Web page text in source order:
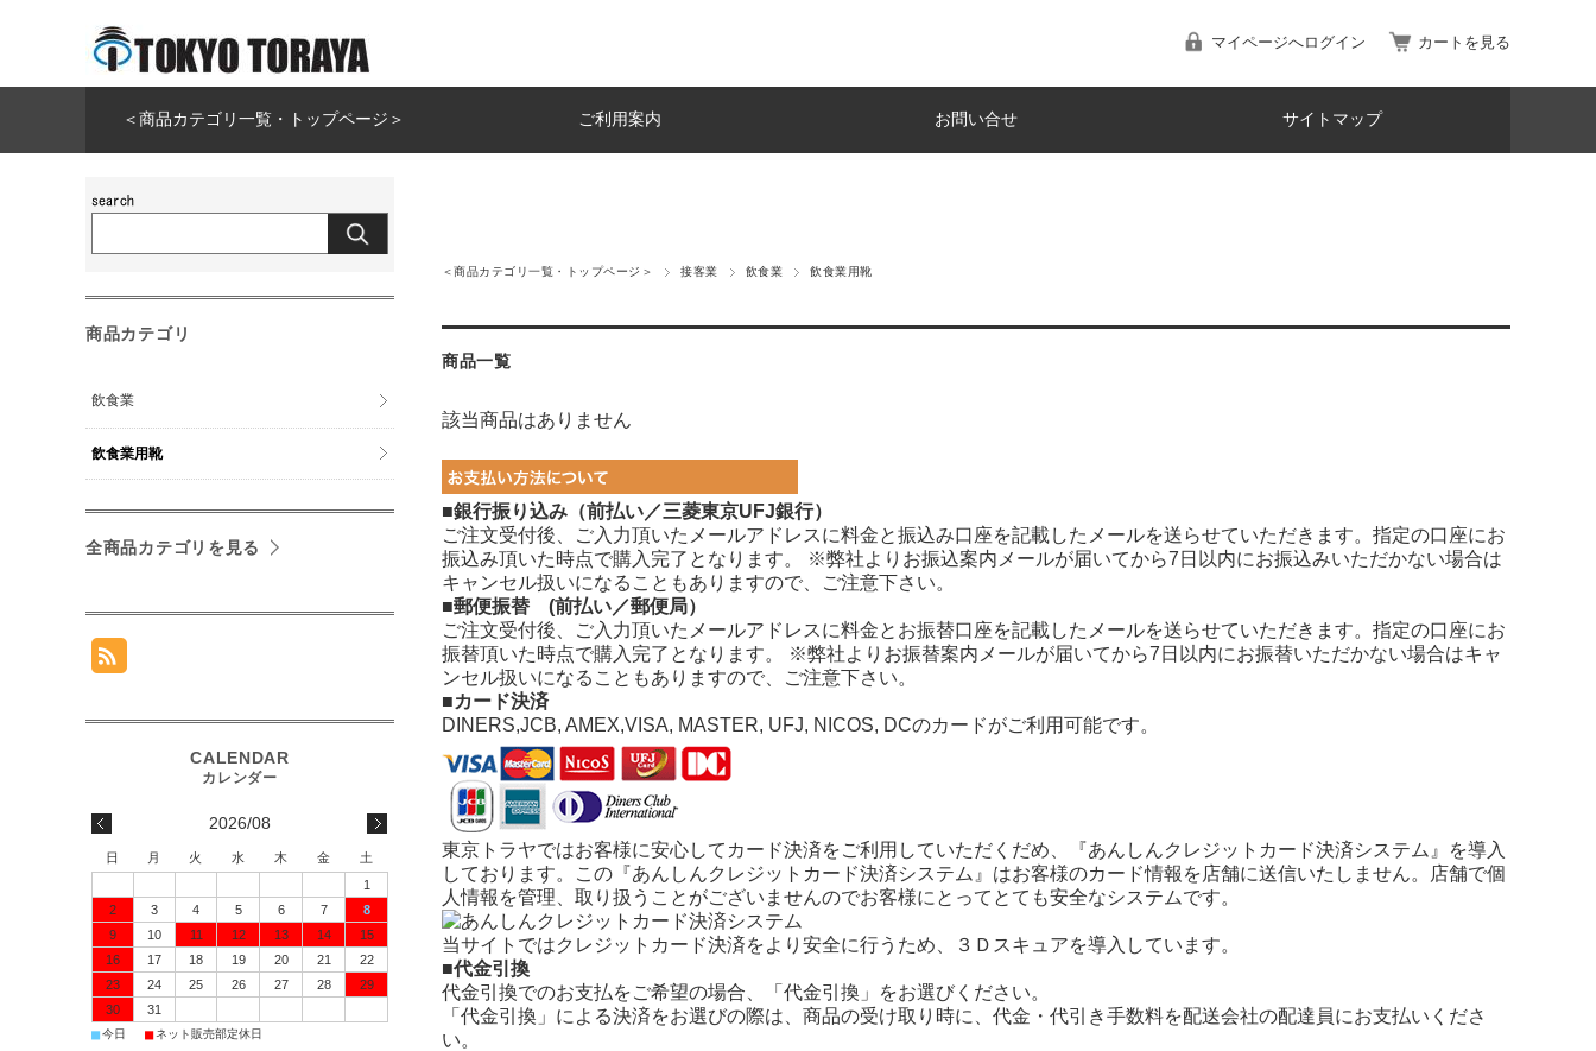
マイページへログイン カートを見る
＜商品カテゴリ一覧・トップページ＞ ご利用案内 お問い合せ サイトマップ
＜商品カテゴリ一覧・トップページ＞ 接客業 飲食業 飲食業用靴
商品一覧
該当商品はありません
■銀行振り込み（前払い／三菱東京UFJ銀行）
ご注文受付後、ご入力頂いたメールアドレスに料金と振込み口座を記載したメールを送らせていただきます。指定の口座にお
振込み頂いた時点で購入完了となります。
※弊社よりお振込案内メールが届いてから7日以内にお振込みいただかない場合は
キャンセル扱いになることもありますので、ご注意下さい。
■郵便振替 (前払い／郵便局）
ご注文受付後、ご入力頂いたメールアドレスに料金とお振替口座を記載したメールを送らせていただきます。指定の口座にお
振替頂いた時点で購入完了となります。 ※弊社よりお振替案内メールが届いてから7日以内にお振替いただかない場合はキャ
ンセル扱いになることもありますので、ご注意下さい。
■カード決済
DINERS,JCB, AMEX,VISA, MASTER, UFJ, NICOS, DCのカードがご利用可能です。
東京トラヤではお客様に安心してカード決済をご利用していただくだめ、『あんしんクレジットカード決済システム』を導入
しております。この『あんしんクレジットカード決済システム』はお客様のカード情報を店舗に送信いたしません。店舗で個
人情報を管理、取り扱うことがございませんのでお客様にとってとても安全なシステムです。
当サイトではクレジットカード決済をより安全に行うため、３Ｄスキュアを導入しています。
■代金引換
代金引換でのお支払をご希望の場合、「代金引換」をお選びください。
「代金引換」による決済をお選びの際は、商品の受け取り時に、代金・代引き手数料を配送会社の配達員にお支払いくださ
い。
商品カテゴリ
飲食業
飲食業用靴
全商品カテゴリを見る
2026/08
日 月 火 水 木 金
土
1
2
3 4 5 6 7
8
9
10 11 12 13 14
15
16
17 18 19 20 21
22
23
24 25 26 27 28
29
30
31
■今日 ■ネット販売部定休日